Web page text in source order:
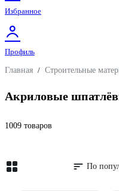
Избранное
Профиль
Главная / Строительные
Акриловые
1009 товаров
По